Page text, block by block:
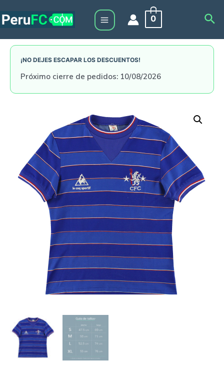
to
Main
Menu
0
¡NO DEJES ESCAPAR LOS DESCUENTOS!
Próximo cierre de pedidos: 10/08/2026